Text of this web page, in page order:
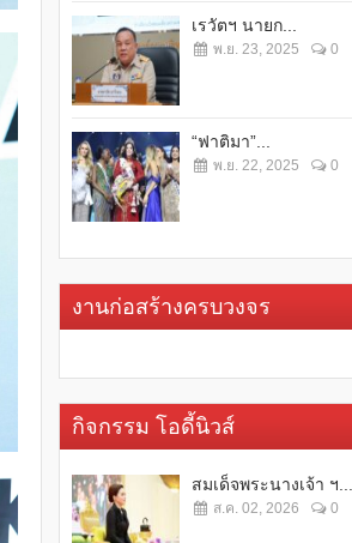
เรวัตฯ นายก...
พ.ย. 23, 2025 0
“ฟาติมา”...
พ.ย. 22, 2025 0
งานก่อสร้างครบวงจร
กิจกรรม โอดี้นิวส์
สมเด็จพระนางเจ้า ฯ...
ส.ค. 02, 2026 0